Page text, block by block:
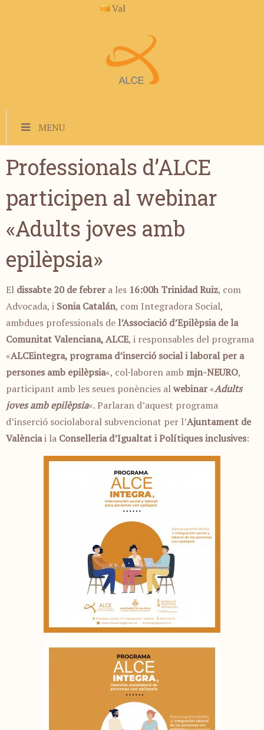
Val
MENU
Professionals d’ALCE
participen al webinar
«Adults joves amb
epilèpsia»
El dissabte 20 de febrera les 16:00h Trinidad Ruiz, com
Advocada, i Sonia Catalán, com Integradora Social,
ambdues professionals del’Associació d’Epilèpsia de la
Comunitat Valenciana, ALCE, i responsables del programa
«ALCEintegra, programa d’inserció social i laboral per a
persones amb epilèpsia«, col·laboren amb mjn-NEURO,
participant amb les seues ponències alwebinar«Adults
joves amb epilèpsia«. Parlaran d’aquest programa
d’inserció sociolaboral subvencionat per l’Ajuntament de
Valènciai la Conselleria d’Igualtat i Polítiques inclusives: